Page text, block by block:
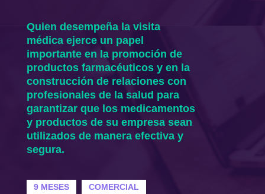
Quien desempeña la visita
médica ejerce un papel
importante en la promoción de
productos farmacéuticos y en la
construcción de relaciones con
profesionales de la salud para
garantizar que los medicamentos
y productos de su empresa sean
utilizados de manera efectiva y
segura.
9 MESES COMERCIAL